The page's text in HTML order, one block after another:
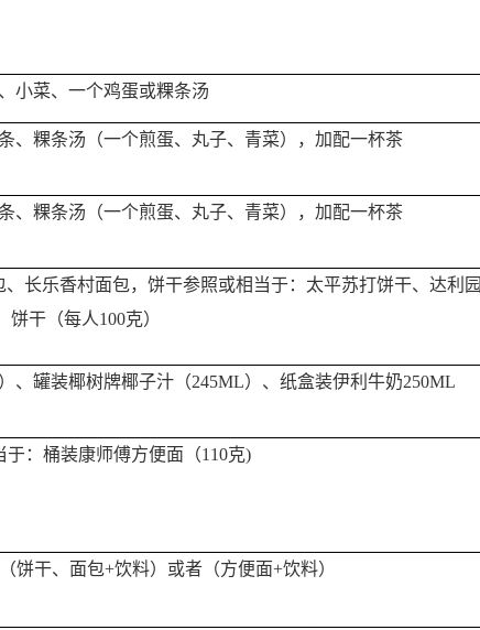
小菜、一个鸡蛋或粿条汤
、粿条汤（一个煎蛋、丸子、青菜），加配一杯茶
、粿条汤（一个煎蛋、丸子、青菜），加配一杯茶
长乐香村面包，饼干参照或相当于：太平苏打饼干、达利园
饼干（每人100克）
、罐装椰树牌椰子汁（245ML）、纸盒装伊利牛奶250ML
于：桶装康师傅方便面 （110克)
饼干、面包+饮料）或者（方便面+饮料）